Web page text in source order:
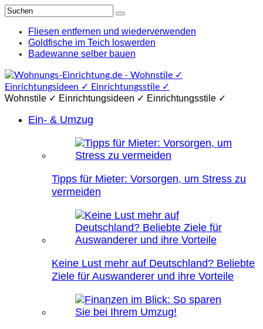
Fliesen entfernen und wiederverwenden
Goldfische im Teich loswerden
Badewanne selber bauen
Wohnstile ✓ Einrichtungsideen ✓ Einrichtungsstile ✓
Ein- & Umzug
Tipps für Mieter: Vorsorgen, um Stress zu
vermeiden
Keine Lust mehr auf Deutschland? Beliebte
Ziele für Auswanderer und ihre Vorteile